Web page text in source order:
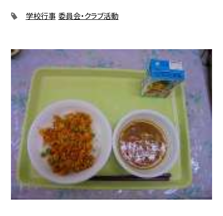
学校行事 委員会・クラブ活動